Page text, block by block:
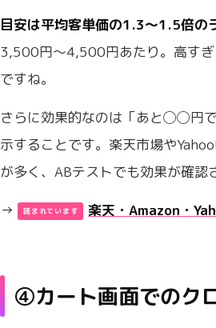
目安は平均客単価の1.3〜1.5倍の
3,500円〜4,500円あたり。高す
ですね。
さらに効果的なのは「あと◯◯円
示することです。楽天市場や
が多く、ABテストでも効果が確認
→ 楽天・Amazon・
④カート画面でのク